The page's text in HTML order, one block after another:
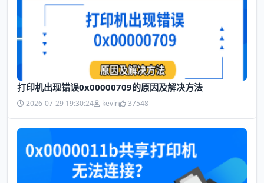
打印机出现错误0x00000709的原因及解决方法
2026-07-29 19:30:24 kevin 37548